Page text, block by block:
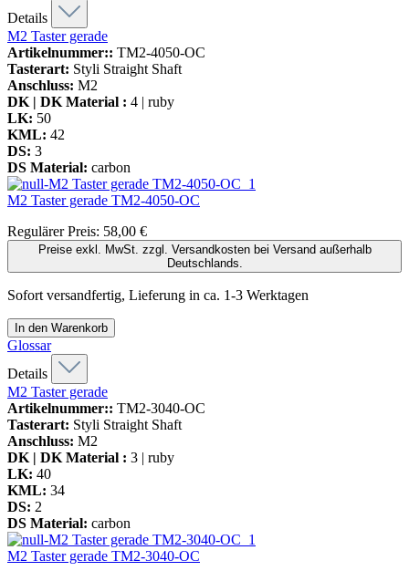
Details
M2 Taster gerade
Artikelnummer:: TM2-4050-OC
Tasterart: Styli Straight Shaft
Anschluss: M2
DK | DK Material : 4 | ruby
LK: 50
KML: 42
DS: 3
DS Material: carbon
M2 Taster gerade TM2-4050-OC
Regulärer Preis: 58,00 €
Preise exkl. MwSt. zzgl. Versandkosten bei Versand außerhalb
Deutschlands.
Sofort versandfertig, Lieferung in ca. 1-3 Werktagen
In den Warenkorb
Glossar
Details
M2 Taster gerade
Artikelnummer:: TM2-3040-OC
Tasterart: Styli Straight Shaft
Anschluss: M2
DK | DK Material : 3 | ruby
LK: 40
KML: 34
DS: 2
DS Material: carbon
M2 Taster gerade TM2-3040-OC